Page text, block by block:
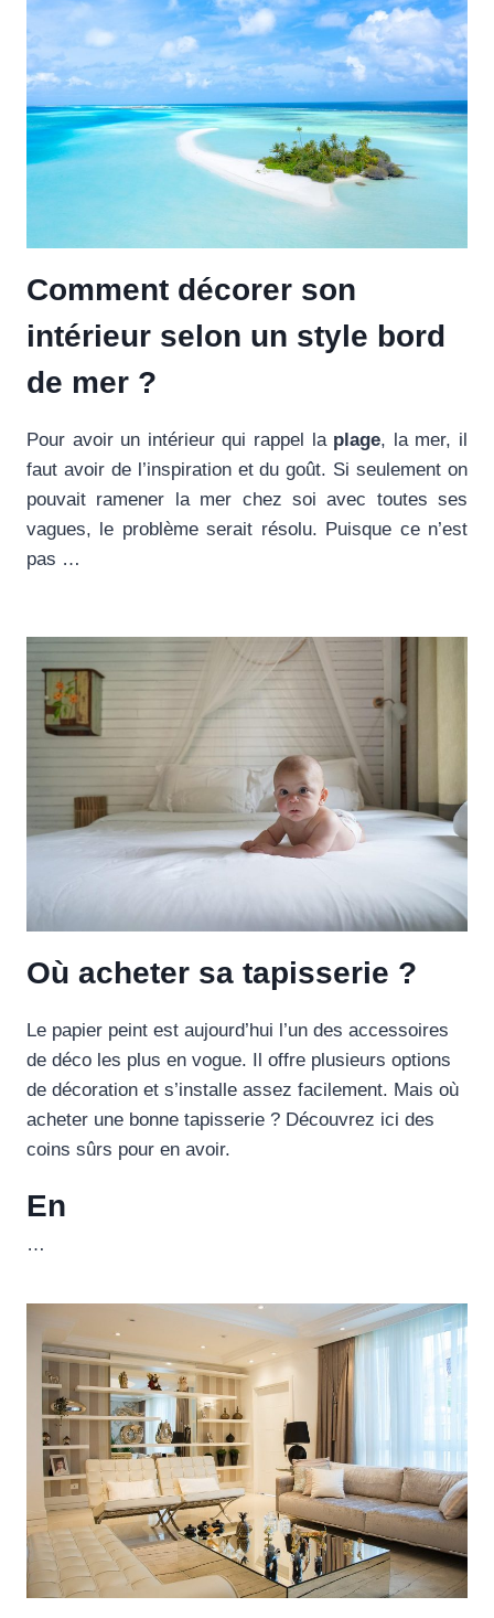
Comment décorer son
intérieur selon un style bord
de mer ?
Pour avoir un intérieur qui rappel la plage, la mer, il
faut avoir de l’inspiration et du goût. Si seulement on
pouvait ramener la mer chez soi avec toutes ses
vagues, le problème serait résolu. Puisque ce n’est
pas …
Où acheter sa tapisserie ?
Le papier peint est aujourd’hui l’un des accessoires
de déco les plus en vogue. Il offre plusieurs options
de décoration et s’installe assez facilement. Mais où
acheter une bonne tapisserie ? Découvrez ici des
coins sûrs pour en avoir.
En
…